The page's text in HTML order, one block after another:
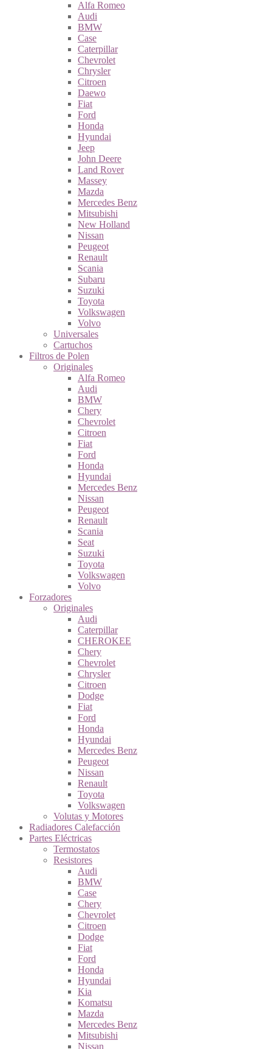
Alfa Romeo
Audi
BMW
Case
Caterpillar
Chevrolet
Chrysler
Citroen
Daewo
Fiat
Ford
Honda
Hyundai
Jeep
John Deere
Land Rover
Massey
Mazda
Mercedes Benz
Mitsubishi
New Holland
Nissan
Peugeot
Renault
Scania
Subaru
Suzuki
Toyota
Volkswagen
Volvo
Universales
Cartuchos
Filtros de Polen
Originales
Alfa Romeo
Audi
BMW
Chery
Chevrolet
Citroen
Fiat
Ford
Honda
Hyundai
Mercedes Benz
Nissan
Peugeot
Renault
Scania
Seat
Suzuki
Toyota
Volkswagen
Volvo
Forzadores
Originales
Audi
Caterpillar
CHEROKEE
Chery
Chevrolet
Chrysler
Citroen
Dodge
Fiat
Ford
Honda
Hyundai
Mercedes Benz
Peugeot
Nissan
Renault
Toyota
Volkswagen
Volutas y Motores
Radiadores Calefacción
Partes Eléctricas
Termostatos
Resistores
Audi
BMW
Case
Chery
Chevrolet
Citroen
Dodge
Fiat
Ford
Honda
Hyundai
Kia
Komatsu
Mazda
Mercedes Benz
Mitsubishi
Nissan